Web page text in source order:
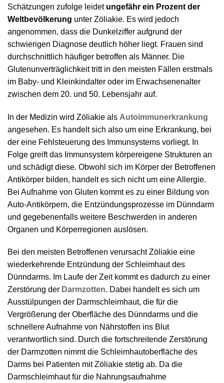
Schätzungen zufolge leidet ungefähr ein Prozent der
Weltbevölkerung unter Zöliakie. Es wird jedoch
angenommen, dass die Dunkelziffer aufgrund der
schwierigen Diagnose deutlich höher liegt. Frauen sind
durchschnittlich häufiger betroffen als Männer. Die
Glutenunverträglichkeit tritt in den meisten Fällen erstmals
im Baby- und Kleinkindalter oder im Erwachsenenalter
zwischen dem 20. und 50. Lebensjahr auf.
In der Medizin wird Zöliakie als Autoimmunerkrankung
angesehen. Es handelt sich also um eine Erkrankung, bei
der eine Fehlsteuerung des Immunsystems vorliegt. In
Folge greift das Immunsystem körpereigene Strukturen an
und schädigt diese. Obwohl sich im Körper der Betroffenen
Antikörper bilden, handelt es sich nicht um eine Allergie.
Bei Aufnahme von Gluten kommt es zu einer Bildung von
Auto-Antikörpern, die Entzündungsprozesse im Dünndarm
und gegebenenfalls weitere Beschwerden in anderen
Organen und Körperregionen auslösen.
Bei den meisten Betroffenen verursacht Zöliakie eine
wiederkehrende Entzündung der Schleimhaut des
Dünndarms. Im Laufe der Zeit kommt es dadurch zu einer
Zerstörung der Darmzotten. Dabei handelt es sich um
Ausstülpungen der Darmschleimhaut, die für die
Vergrößerung der Oberfläche des Dünndarms und die
schnellere Aufnahme von Nährstoffen ins Blut
verantwortlich sind. Durch die fortschreitende Zerstörung
der Darmzotten nimmt die Schleimhautoberfläche des
Darms bei Patienten mit Zöliakie stetig ab. Da die
Darmschleimhaut für die Nahrungsaufnahme